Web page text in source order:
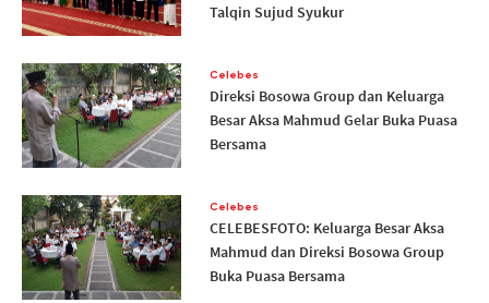
Talqin Sujud Syukur
Celebes
Direksi Bosowa Group dan Keluarga
Besar Aksa Mahmud Gelar Buka Puasa
Bersama
Celebes
CELEBESFOTO: Keluarga Besar Aksa
Mahmud dan Direksi Bosowa Group
Buka Puasa Bersama